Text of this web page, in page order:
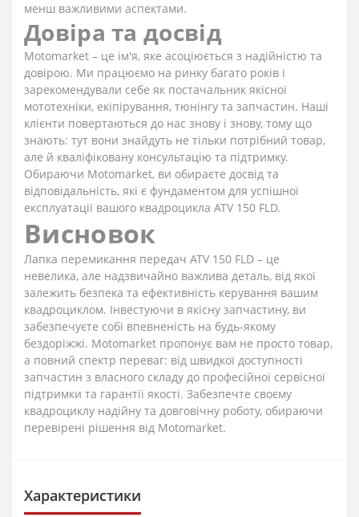
менш важливими аспектами.
Довіра та досвід
Motomarket – це ім'я, яке асоціюється з надійністю та
довірою. Ми працюємо на ринку багато років і
зарекомендували себе як постачальник якісної
мототехніки, екіпірування, тюнінгу та запчастин. Наші
клієнти повертаються до нас знову і знову, тому що
знають: тут вони знайдуть не тільки потрібний товар,
але й кваліфіковану консультацію та підтримку.
Обираючи Motomarket, ви обираєте досвід та
відповідальність, які є фундаментом для успішної
експлуатації вашого квадроцикла ATV 150 FLD.
Висновок
Лапка перемикання передач ATV 150 FLD – це
невелика, але надзвичайно важлива деталь, від якої
залежить безпека та ефективність керування вашим
квадроциклом. Інвестуючи в якісну запчастину, ви
забезпечуєте собі впевненість на будь-якому
бездоріжжі. Motomarket пропонує вам не просто товар,
а повний спектр переваг: від швидкої доступності
запчастин з власного складу до професійної сервісної
підтримки та гарантії якості. Забезпечте своєму
квадроциклу надійну та довговічну роботу, обираючи
перевірені рішення від Motomarket.
Характеристики